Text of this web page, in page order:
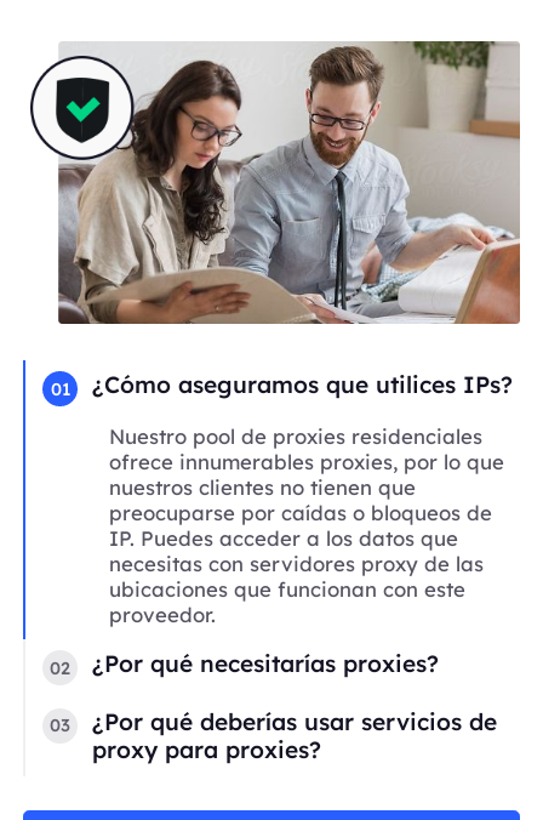
01 ¿Cómo aseguramos que utilices IPs?
Nuestro pool de proxies residenciales
ofrece innumerables proxies, por lo que
nuestros clientes no tienen que
preocuparse por caídas o bloqueos de
IP. Puedes acceder a los datos que
necesitas con servidores proxy de las
ubicaciones que funcionan con este
proveedor.
02 ¿Por qué necesitarías proxies?
03
¿Por qué deberías usar servicios de
proxy para proxies?